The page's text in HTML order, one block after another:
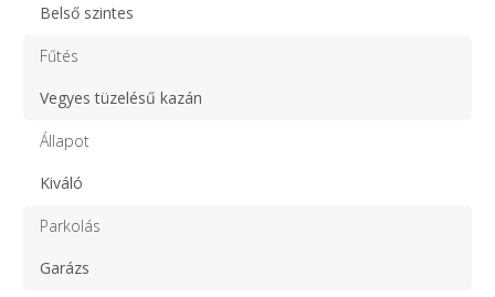
Belső szintes
Fűtés
Vegyes tüzelésű kazán
Állapot
Kiváló
Parkolás
Garázs